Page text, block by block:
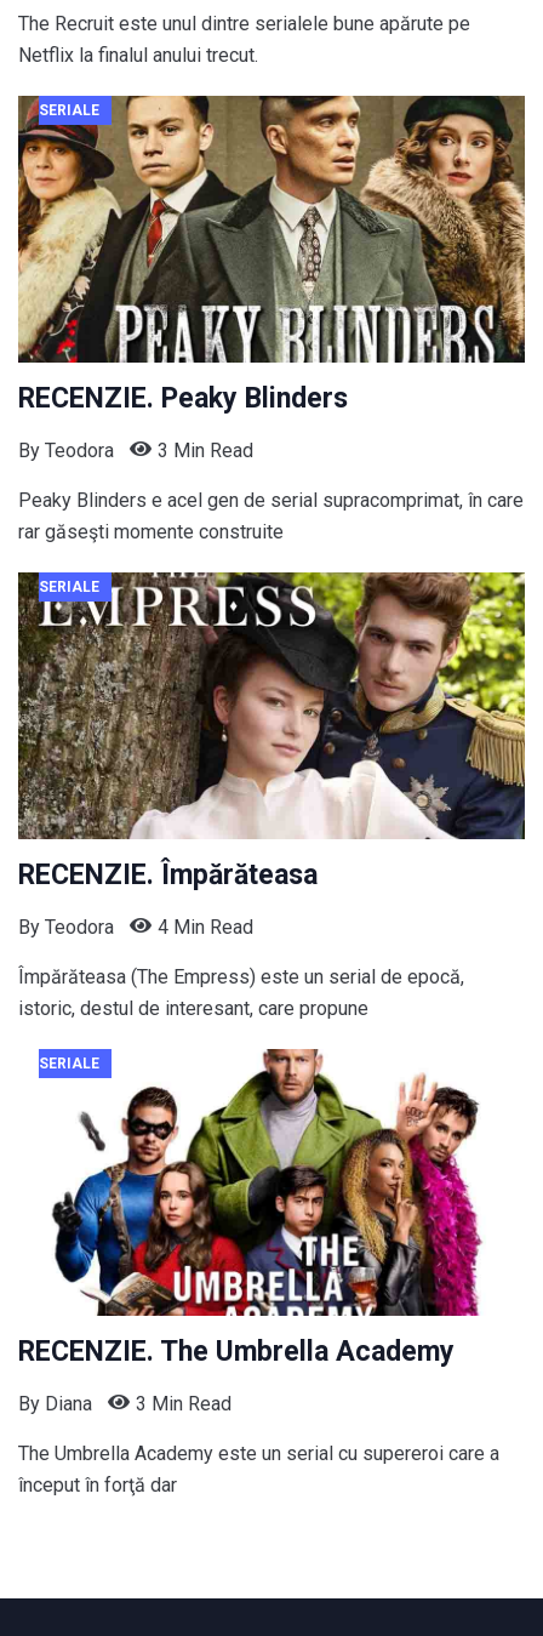
The Recruit este unul dintre serialele bune apărute pe
Netflix la finalul anului trecut.
SERIALE
RECENZIE. Peaky Blinders
By Teodora 3 Min Read
Peaky Blinders e acel gen de serial supracomprimat, în care
rar găseşti momente construite
SERIALE
RECENZIE. Împărăteasa
By Teodora 4 Min Read
Împărăteasa (The Empress) este un serial de epocă,
istoric, destul de interesant, care propune
SERIALE
RECENZIE. The Umbrella Academy
By Diana 3 Min Read
The Umbrella Academy este un serial cu supereroi care a
început în forţă dar